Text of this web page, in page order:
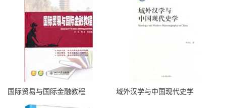
国际贸易与国际金融教程 域外汉学与中国现代史学